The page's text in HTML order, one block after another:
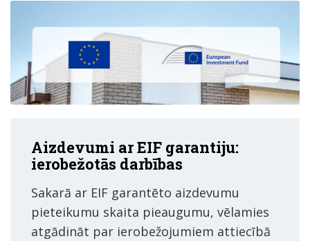
Aizdevumi ar EIF garantiju:
ierobežotās darbības
Sakarā ar EIF garantēto aizdevumu
pieteikumu skaita pieaugumu, vēlamies
atgādināt par ierobežojumiem attiecībā